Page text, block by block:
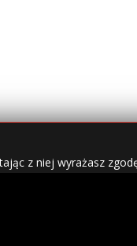
z niej wyrażasz